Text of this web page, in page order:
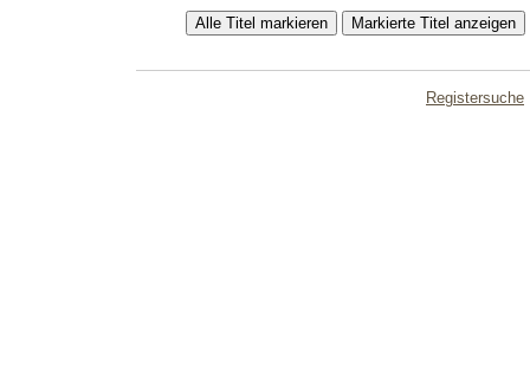
Registersuche